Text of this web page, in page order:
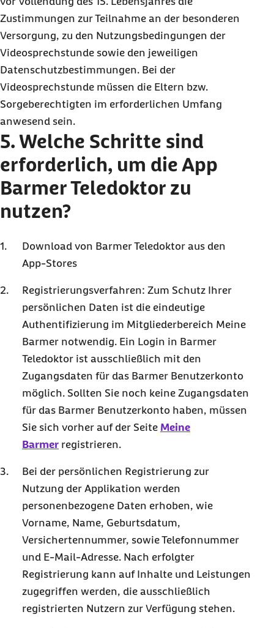
Zustimmungen zur Teilnahme an der besonderen
Versorgung, zu den Nutzungsbedingungen der
Videosprechstunde sowie den jeweiligen
Datenschutzbestimmungen. Bei der
Videosprechstunde müssen die Eltern bzw.
Sorgeberechtigten im erforderlichen Umfang
anwesend sein.
5. Welche Schritte sind
erforderlich, um die App
Barmer Teledoktor zu
nutzen?
Download von Barmer Teledoktor aus den
App-Stores
Registrierungsverfahren: Zum Schutz Ihrer
persönlichen Daten ist die eindeutige
Authentifizierung im Mitgliederbereich Meine
Barmer notwendig. Ein Login in Barmer
Teledoktor ist ausschließlich mit den
Zugangsdaten für das Barmer Benutzerkonto
möglich. Sollten Sie noch keine Zugangsdaten
für das Barmer Benutzerkonto haben, müssen
Sie sich vorher auf der Seite Meine
Barmer registrieren.
Bei der persönlichen Registrierung zur
Nutzung der Applikation werden
personenbezogene Daten erhoben, wie
Vorname, Name, Geburtsdatum,
Versichertennummer, sowie Telefonnummer
und E-Mail-Adresse. Nach erfolgter
Registrierung kann auf Inhalte und Leistungen
zugegriffen werden, die ausschließlich
registrierten Nutzern zur Verfügung stehen.